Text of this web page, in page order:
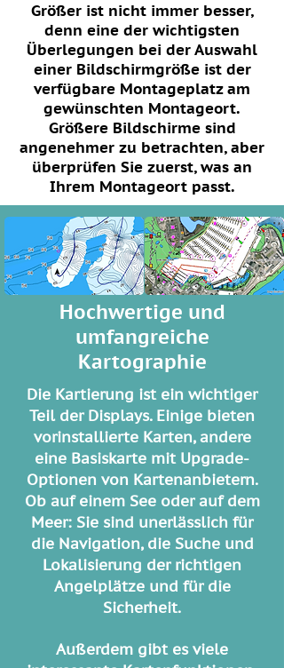
Größer ist nicht immer besser,
denn eine der wichtigsten
Überlegungen bei der Auswahl
einer Bildschirmgröße ist der
verfügbare Montageplatz am
gewünschten Montageort.
Größere Bildschirme sind
angenehmer zu betrachten, aber
überprüfen Sie zuerst, was an
Ihrem Montageort passt.
Hochwertige und
umfangreiche
Kartographie
Die Kartierung ist ein wichtiger
Teil der Displays. Einige bieten
vorinstallierte Karten, andere
eine Basiskarte mit Upgrade-
Optionen von Kartenanbietern.
Ob auf einem See oder auf dem
Meer: Sie sind unerlässlich für
die Navigation, die Suche und
Lokalisierung der richtigen
Angelplätze und für die
Sicherheit.
Außerdem gibt es viele